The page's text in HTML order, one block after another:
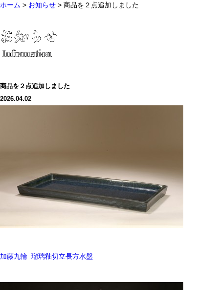
ホーム > お知らせ > 商品を２点追加しました
商品を２点追加しました
2026.04.02
加藤九輪 瑠璃釉切立長方水盤